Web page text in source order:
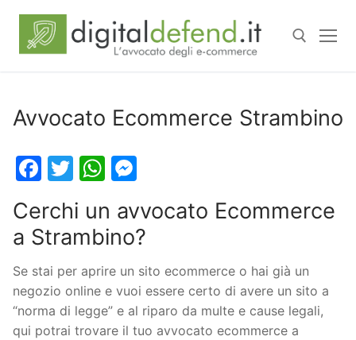
Avvocato Ecommerce Strambino
Facebook
TwitterWhatsApp
Cerchi un avvocato Ecommerce
a Strambino?
Se stai per aprire un sito ecommerce o hai già un
negozio online e vuoi essere certo di avere un sito a
“norma di legge” e al riparo da multe e cause legali,
qui potrai trovare il tuo avvocato ecommerce a